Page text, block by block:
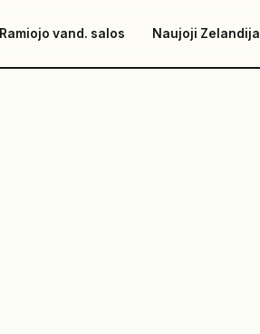
Ramiojo vand. salos Naujoji Zelandija